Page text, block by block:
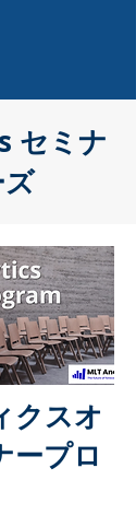
セミナ
クスオ
ープロ